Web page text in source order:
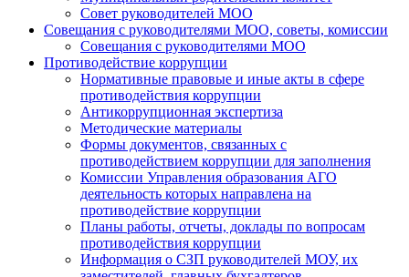
Совет руководителей МОО
Совещания с руководителями МОО, советы, комиссии
Совещания с руководителями МОО
Противодействие коррупции
Нормативные правовые и иные акты в сфере
противодействия коррупции
Антикоррупционная экспертиза
Методические материалы
Формы документов, связанных с
противодействием коррупции для заполнения
Комиссии Управления образования АГО
деятельность которых направлена на
противодействие коррупции
Планы работы, отчеты, доклады по вопросам
противодействия коррупции
Информация о СЗП руководителей МОУ, их